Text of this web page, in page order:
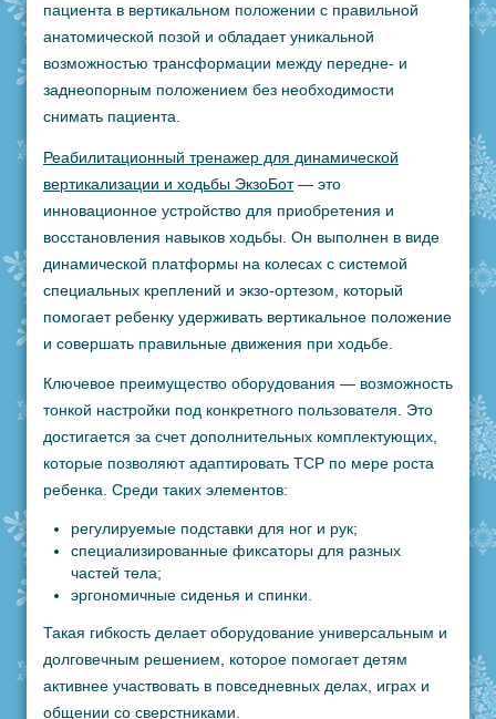
пациента в вертикальном положении с правильной
анатомической позой и обладает уникальной
возможностью трансформации между передне- и
заднеопорным положением без необходимости
снимать пациента.
Реабилитационный тренажер для динамической
вертикализации и ходьбы ЭкзоБот— это
инновационное устройство для приобретения и
восстановления навыков ходьбы. Он выполнен в виде
динамической платформы на колесах с системой
специальных креплений и экзо-ортезом, который
помогает ребенку удерживать вертикальное положение
и совершать правильные движения при ходьбе.
Ключевое преимущество оборудования — возможность
тонкой настройки под конкретного пользователя. Это
достигается за счет дополнительных комплектующих,
которые позволяют адаптировать ТСР по мере роста
ребенка. Среди таких элементов:
регулируемые подставки для ног и рук;
специализированные фиксаторы для разных
частей тела;
эргономичные сиденья и спинки.
Такая гибкость делает оборудование универсальным и
долговечным решением, которое помогает детям
активнее участвовать в повседневных делах, играх и
общении со сверстниками.